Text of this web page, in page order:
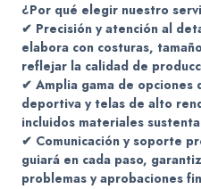
¿Por qué elegir nuestro
✔ Precisión y atención al
elabora con costuras,
reflejar la calidad de
✔Amplia gama de opciones
deportiva y telas de alto
incluidos materiales
✔ Comunicación y soporte
guiará en cada paso,
problemas y aprobaciones